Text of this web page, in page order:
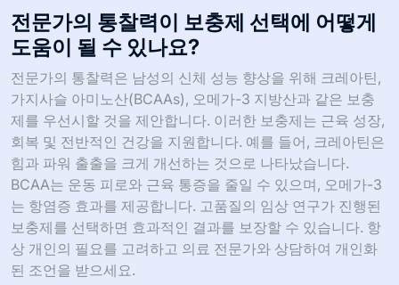
전문가의 통찰력이 보충제 선택에 어떻게
도움이 될 수 있나요?
전문가의 통찰력은 남성의 신체 성능 향상을 위해 크레아틴,
가지사슬 아미노산(BCAAs), 오메가-3 지방산과 같은 보충
제를 우선시할 것을 제안합니다. 이러한 보충제는 근육 성장,
회복 및 전반적인 건강을 지원합니다. 예를 들어, 크레아틴은
힘과 파워 출출을 크게 개선하는 것으로 나타났습니다.
BCAA는 운동 피로와 근육 통증을 줄일 수 있으며, 오메가-3
는 항염증 효과를 제공합니다. 고품질의 임상 연구가 진행된
보충제를 선택하면 효과적인 결과를 보장할 수 있습니다. 항
상 개인의 필요를 고려하고 의료 전문가와 상담하여 개인화
된 조언을 받으세요.